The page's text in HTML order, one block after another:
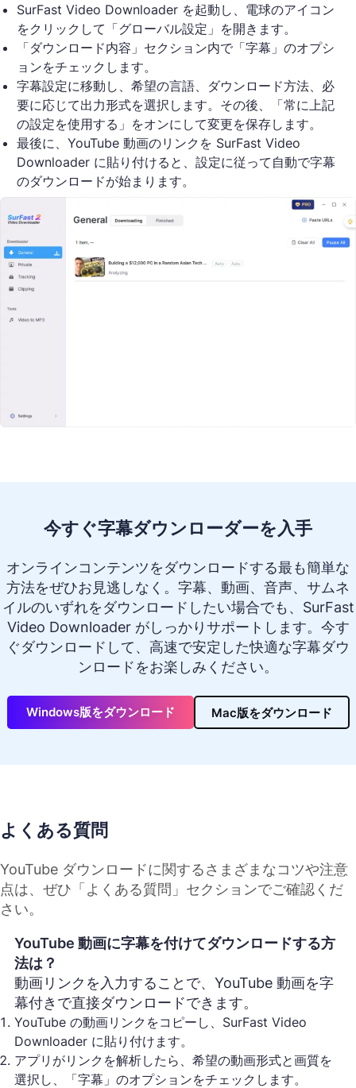
SurFast Video Downloader を起動し、電球のアイコン
をクリックして「グローバル設定」を開きます。
「ダウンロード内容」セクション内で「字幕」のオプシ
ョンをチェックします。
字幕設定に移動し、希望の言語、ダウンロード方法、必
要に応じて出力形式を選択します。その後、「常に上記
の設定を使用する」をオンにして変更を保存します。
最後に、YouTube 動画のリンクを SurFast Video
Downloader に貼り付けると、設定に従って自動で字幕
のダウンロードが始まります。
今すぐ字幕ダウンローダーを入手
オンラインコンテンツをダウンロードする最も簡単な
方法をぜひお見逃しなく。字幕、動画、音声、サムネ
イルのいずれをダウンロードしたい場合でも、SurFast
Video Downloader がしっかりサポートします。今す
ぐダウンロードして、高速で安定した快適な字幕ダウ
ンロードをお楽しみください。
Windows版をダウンロード Mac版をダウンロード
よくある質問
YouTube ダウンロードに関するさまざまなコツや注意
点は、ぜひ「よくある質問」セクションでご確認くだ
さい。
YouTube 動画に字幕を付けてダウンロードする方
法は？
動画リンクを入力することで、YouTube 動画を字
幕付きで直接ダウンロードできます。
YouTube の動画リンクをコピーし、SurFast Video
Downloader に貼り付けます。
アプリがリンクを解析したら、希望の動画形式と画質を
選択し、「字幕」のオプションをチェックします。